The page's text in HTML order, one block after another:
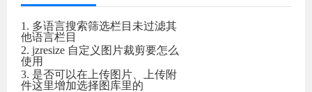
1. 多语言搜索筛选栏目未过滤其
他语言栏目
2. jzresize 自定义图片裁剪要怎么
使用
3. 是否可以在上传图片、上传附
件这里增加选择图库里的